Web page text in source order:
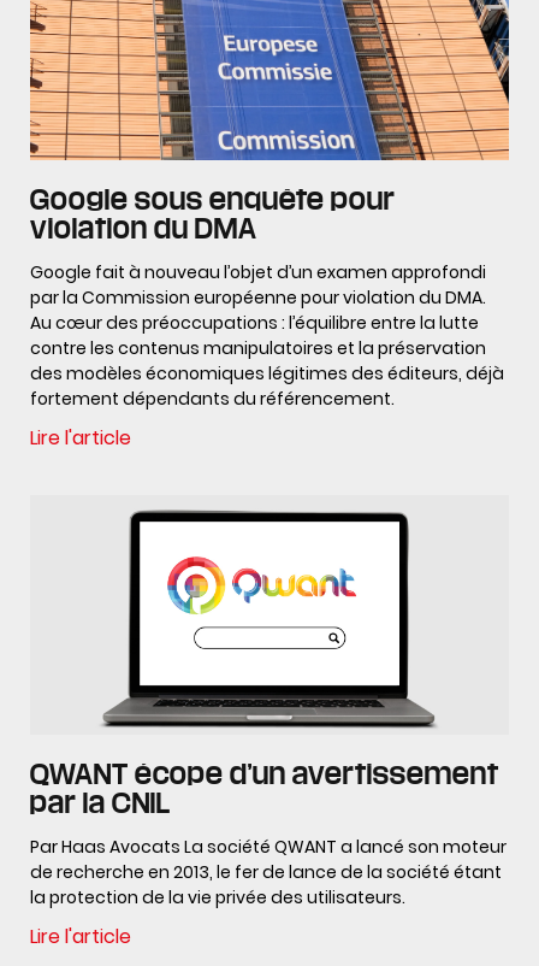
Google sous enquête pour
violation du DMA
Google fait à nouveau l’objet d’un examen approfondi
par la Commission européenne pour violation du DMA.
Au cœur des préoccupations : l’équilibre entre la lutte
contre les contenus manipulatoires et la préservation
des modèles économiques légitimes des éditeurs, déjà
fortement dépendants du référencement.
Lire l'article
QWANT écope d’un avertissement
par la CNIL
Par Haas Avocats La société QWANT a lancé son moteur
de recherche en 2013, le fer de lance de la société étant
la protection de la vie privée des utilisateurs.
Lire l'article